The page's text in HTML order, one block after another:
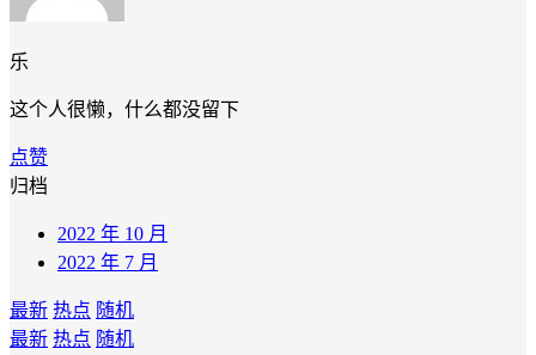
乐
这个人很懒，什么都没留下
点赞
归档
2022 年 10 月
2022 年 7 月
最新 热点 随机
最新 热点 随机